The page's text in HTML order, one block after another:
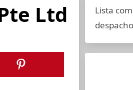
Ltd
Lista